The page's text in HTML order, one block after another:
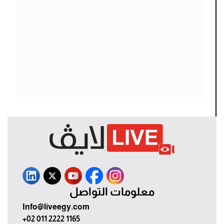
معلومات التواصل
Info@liveegy.com
+02 011 2222 1165